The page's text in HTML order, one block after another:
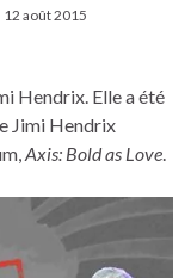
12 août 2015
Hendrix. Elle a été
Jimi Hendrix
Axis: Bold as Love